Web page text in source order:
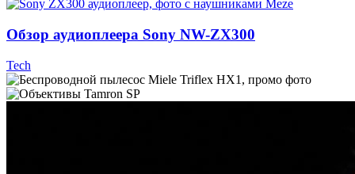
Обзор аудиоплеера Sony NW-ZX300
Tech